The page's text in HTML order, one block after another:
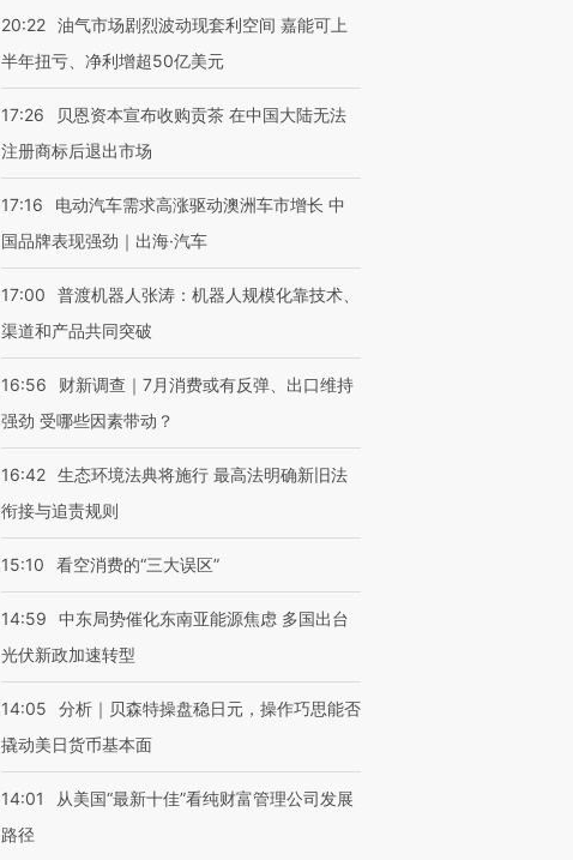
20:22 油气市场剧烈波动现套利空间 嘉能可上
半年扭亏、净利增超50亿美元
17:26
贝恩资本宣布收购贡茶 在中国大陆无法
注册商标后退出市场
17:16
电动汽车需求高涨驱动澳洲车市增长 中
国品牌表现强劲｜出海·汽车
17:00
普渡机器人张涛：机器人规模化靠技术、
渠道和产品共同突破
16:56
财新调查｜7月消费或有反弹、出口维持
强劲 受哪些因素带动？
16:42 生态环境法典将施行 最高法明确新旧法
衔接与追责规则
15:10 看空消费的“三大误区”
14:59
中东局势催化东南亚能源焦虑 多国出台
光伏新政加速转型
14:05
分析｜贝森特操盘稳日元，操作巧思能否
撬动美日货币基本面
14:01
从美国“最新十佳”看纯财富管理公司发展
路径